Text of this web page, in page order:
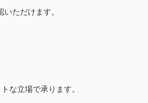
ただけます。
な立場で承ります。